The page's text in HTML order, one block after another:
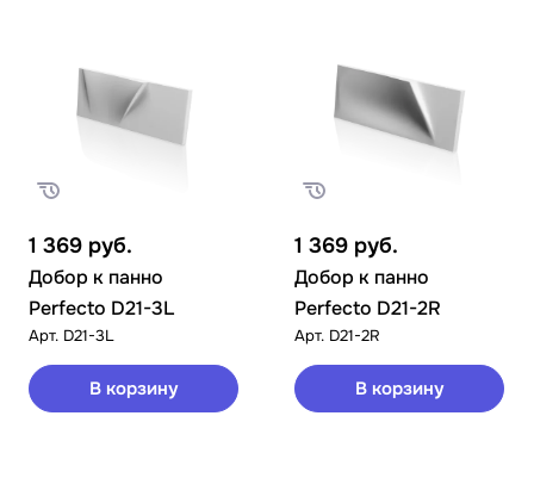
1 369 руб.
Добор к панно
Perfecto D21-3L
Арт. D21-3L
В корзину
1 369 руб.
Добор к панно
Perfecto D21-2R
Арт. D21-2R
В корзину